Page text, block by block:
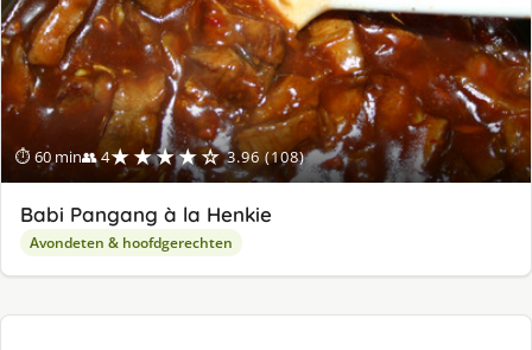
⏱ 60 min👥 4★★★★☆ 3.96 (108)
Babi Pangang à la Henkie
Avondeten & hoofdgerechten